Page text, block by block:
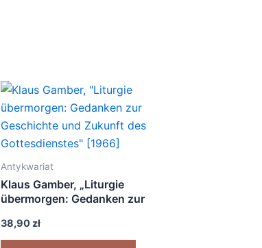
Antykwariat
Klaus Gamber, „Liturgie
übermorgen: Gedanken zur
Gottesdienstes” [1966]
38,90 zł